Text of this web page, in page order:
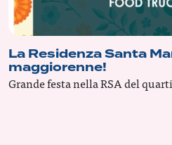
La Residenza Santa
maggiorenne!
Grande festa nella RSA del